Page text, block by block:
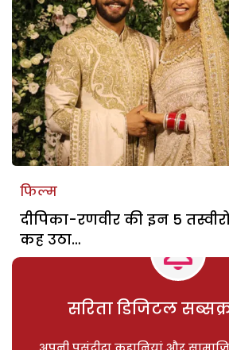
फिल्म
दीपिका-रणवीर की इन 5
कह उठा…
सरिता डिजिटल